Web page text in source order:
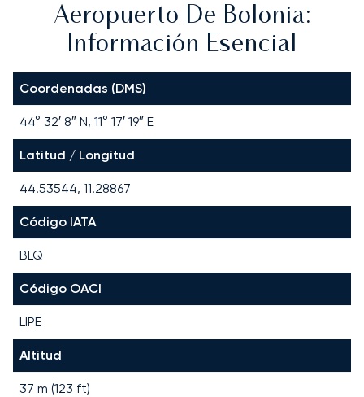
Aeropuerto De Bolonia:
Información Esencial
Coordenadas (DMS)
44° 32′ 8″ N, 11° 17′ 19″ E
Latitud / Longitud
44.53544, 11.28867
Código IATA
BLQ
Código OACI
LIPE
Altitud
37 m (123 ft)